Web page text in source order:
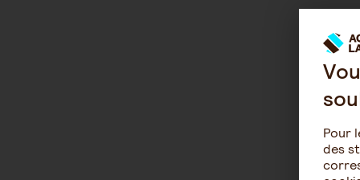
Pour
des